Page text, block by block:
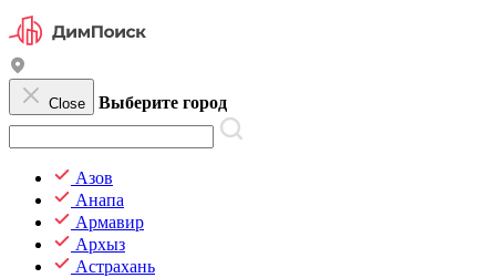
Close Выберите город
Азов
Анапа
Армавир
Архыз
Астрахань